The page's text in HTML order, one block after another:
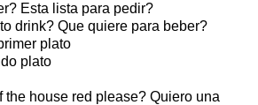
Esta lista para pedir?
drink? Que quiere para beber?
plato
plato
the house red please? Quiero una